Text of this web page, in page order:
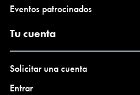
Eventos patrocinados
Tu cuenta
Solicitar una cuenta
Entrar